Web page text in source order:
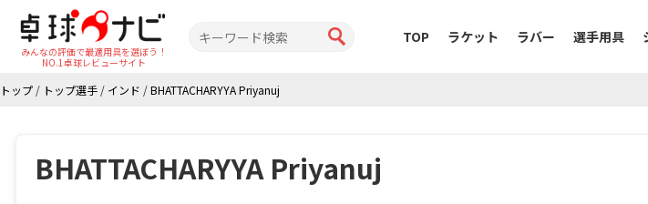
みんなの評価で最適用具を選ぼう！
NO.1卓球レビューサイト
TOP ラケット ラバー 選手用具
トップ / トップ選手 / インド /BHATTACHARYYA Priyanuj
BHATTACHARYYA Priyanuj